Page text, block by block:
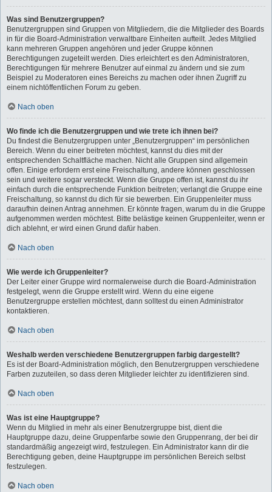
Was sind Benutzergruppen?
Benutzergruppen sind Gruppen von Mitgliedern, die die Mitglieder des Boards
in für die Board-Administration verwaltbare Einheiten aufteilt. Jedes Mitglied
kann mehreren Gruppen angehören und jeder Gruppe können
Berechtigungen zugeteilt werden. Dies erleichtert es den Administratoren,
Berechtigungen für mehrere Benutzer auf einmal zu ändern und sie zum
Beispiel zu Moderatoren eines Bereichs zu machen oder ihnen Zugriff zu
einem nichtöffentlichen Forum zu geben.
Nach oben
Wo finde ich die Benutzergruppen und wie trete ich ihnen bei?
Du findest die Benutzergruppen unter „Benutzergruppen“ im persönlichen
Bereich. Wenn du einer beitreten möchtest, kannst du dies mit der
entsprechenden Schaltfläche machen. Nicht alle Gruppen sind allgemein
offen. Einige erfordern erst eine Freischaltung, andere können geschlossen
sein und weitere sogar versteckt. Wenn die Gruppe offen ist, kannst du ihr
einfach durch die entsprechende Funktion beitreten; verlangt die Gruppe eine
Freischaltung, so kannst du dich für sie bewerben. Ein Gruppenleiter muss
daraufhin deinen Antrag annehmen. Er könnte fragen, warum du in die Gruppe
aufgenommen werden möchtest. Bitte belästige keinen Gruppenleiter, wenn er
dich ablehnt, er wird einen Grund dafür haben.
Nach oben
Wie werde ich Gruppenleiter?
Der Leiter einer Gruppe wird normalerweise durch die Board-Administration
festgelegt, wenn die Gruppe erstellt wird. Wenn du eine eigene
Benutzergruppe erstellen möchtest, dann solltest du einen Administrator
kontaktieren.
Nach oben
Weshalb werden verschiedene Benutzergruppen farbig dargestellt?
Es ist der Board-Administration möglich, den Benutzergruppen verschiedene
Farben zuzuteilen, so dass deren Mitglieder leichter zu identifizieren sind.
Nach oben
Was ist eine Hauptgruppe?
Wenn du Mitglied in mehr als einer Benutzergruppe bist, dient die
Hauptgruppe dazu, deine Gruppenfarbe sowie den Gruppenrang, der bei dir
standardmäßig angezeigt wird, festzulegen. Ein Administrator kann dir die
Berechtigung geben, deine Hauptgruppe im persönlichen Bereich selbst
festzulegen.
Nach oben